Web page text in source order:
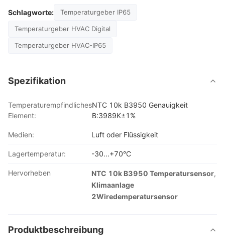
Schlagworte: Temperaturgeber IP65
Temperaturgeber HVAC Digital
Temperaturgeber HVAC-IP65
Spezifikation
Temperaturempfindliches
Element:
NTC 10k B3950 Genauigkeit
B:3989K±1%
Medien: Luft oder Flüssigkeit
Lagertemperatur: -30...+70°C
Hervorheben NTC 10k B3950 Temperatursensor,
Klimaanlage
2Wiredemperatursensor
Produktbeschreibung